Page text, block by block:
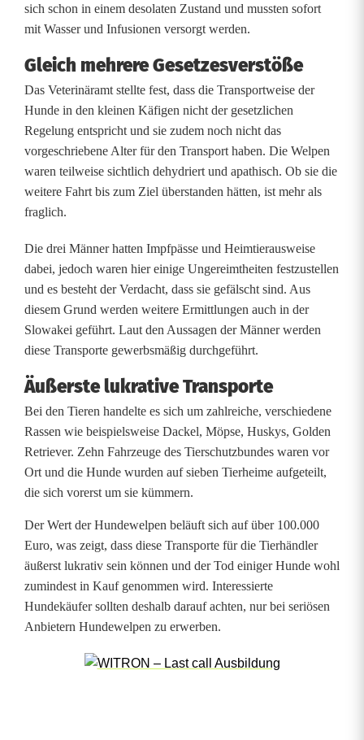
n
g
e
n
v
o
n
T
i
e
r
ä
n
d
l
e
r
n
b
sich schon in einem desolaten Zustand und mussten sofort
mit Wasser und Infusionen versorgt werden.
Gleich mehrere Gesetzesverstöße
Das Veterinäramt stellte fest, dass die Transportweise der
Hunde in den kleinen Käfigen nicht der gesetzlichen
Regelung entspricht und sie zudem noch nicht das
vorgeschriebene Alter für den Transport haben. Die Welpen
waren teilweise sichtlich dehydriert und apathisch. Ob sie die
weitere Fahrt bis zum Ziel überstanden hätten, ist mehr als
fraglich.
Die drei Männer hatten Impfpässe und Heimtierausweise
dabei, jedoch waren hier einige Ungereimtheiten festzustellen
und es besteht der Verdacht, dass sie gefälscht sind. Aus
diesem Grund werden weitere Ermittlungen auch in der
Slowakei geführt. Laut den Aussagen der Männer werden
diese Transporte gewerbsmäßig durchgeführt.
Äußerste lukrative Transporte
Bei den Tieren handelte es sich um zahlreiche, verschiedene
Rassen wie beispielsweise Dackel, Möpse, Huskys, Golden
Retriever. Zehn Fahrzeuge des Tierschutzbundes waren vor
Ort und die Hunde wurden auf sieben Tierheime aufgeteilt,
die sich vorerst um sie kümmern.
Der Wert der Hundewelpen beläuft sich auf über 100.000
Euro, was zeigt, dass diese Transporte für die Tierhändler
äußerst lukrativ sein können und der Tod einiger Hunde wohl
zumindest in Kauf genommen wird. Interessierte
Hundekäufer sollten deshalb darauf achten, nur bei seriösen
Anbietern Hundewelpen zu erwerben.